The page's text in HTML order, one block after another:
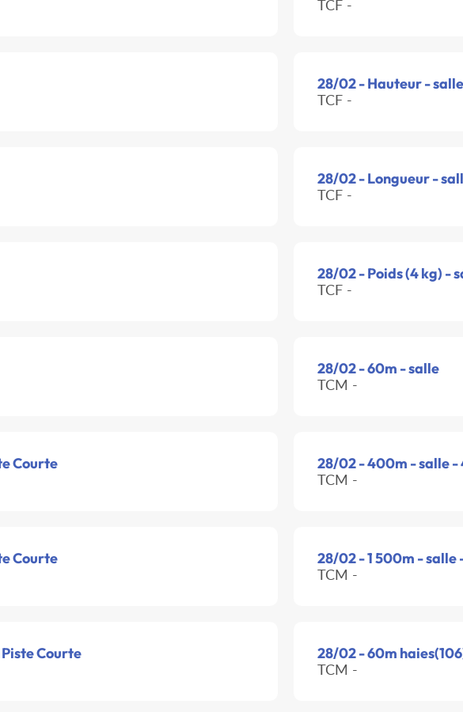
TCF -
28/02 - Hauteur - salle
TCF -
28/02 - Longueur -
TCF -
28/02 - Poids (4 kg) -
TCF -
28/02 - 60m - salle
TCM -
Courte 28/02 - 400m - salle -
TCM -
Courte 28/02 - 1 500m - salle
TCM -
Courte 28/02 - 60m
TCM -